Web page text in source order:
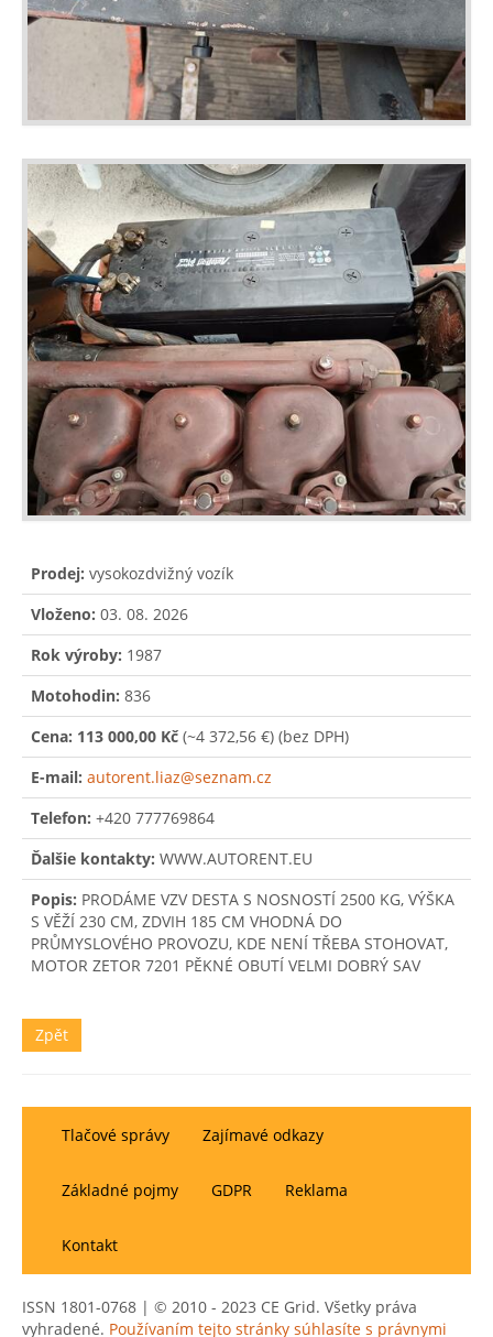
Prodej: vysokozdvižný vozík
Vloženo: 03. 08. 2026
Rok výroby: 1987
Motohodin: 836
Cena: 113 000,00 Kč (~4 372,56 €) (bez DPH)
E-mail: autorent.liaz@seznam.cz
Telefon: +420 777769864
Ďalšie kontakty: WWW.AUTORENT.EU
Popis: PRODÁME VZV DESTA S NOSNOSTÍ 2500 KG, VÝŠKA
S VĚŽÍ 230 CM, ZDVIH 185 CM VHODNÁ DO
PRŮMYSLOVÉHO PROVOZU, KDE NENÍ TŘEBA STOHOVAT,
MOTOR ZETOR 7201 PĚKNÉ OBUTÍ VELMI DOBRÝ SAV
Zpět
Tlačové správy Zajímavé odkazy
Základné pojmy GDPR Reklama
Kontakt
ISSN 1801-0768 | © 2010 - 2023 CE Grid. Všetky práva
vyhradené. Používaním tejto stránky súhlasíte s právnymi